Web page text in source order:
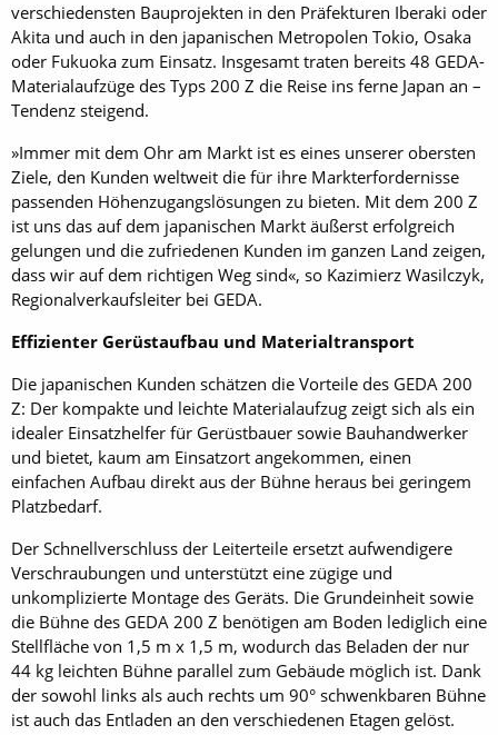
verschiedensten Bauprojekten in den Präfekturen Iberaki oder
Akita und auch in den japanischen Metropolen Tokio, Osaka
oder Fukuoka zum Einsatz. Insgesamt traten bereits 48 GEDA-
Materialaufzüge des Typs 200 Z die Reise ins ferne Japan an –
Tendenz steigend.
»Immer mit dem Ohr am Markt ist es eines unserer obersten
Ziele, den Kunden weltweit die für ihre Markterfordernisse
passenden Höhenzugangslösungen zu bieten. Mit dem 200 Z
ist uns das auf dem japanischen Markt äußerst erfolgreich
gelungen und die zufriedenen Kunden im ganzen Land zeigen,
dass wir auf dem richtigen Weg sind«, so Kazimierz Wasilczyk,
Regionalverkaufsleiter bei GEDA.
Effizienter Gerüstaufbau und Materialtransport
Die japanischen Kunden schätzen die Vorteile des GEDA 200
Z: Der kompakte und leichte Materialaufzug zeigt sich als ein
idealer Einsatzhelfer für Gerüstbauer sowie Bauhandwerker
und bietet, kaum am Einsatzort angekommen, einen
einfachen Aufbau direkt aus der Bühne heraus bei geringem
Platzbedarf.
Der Schnellverschluss der Leiterteile ersetzt aufwendigere
Verschraubungen und unterstützt eine zügige und
unkomplizierte Montage des Geräts. Die Grundeinheit sowie
die Bühne des GEDA 200 Z benötigen am Boden lediglich eine
Stellfläche von 1,5 m x 1,5 m, wodurch das Beladen der nur
44 kg leichten Bühne parallel zum Gebäude möglich ist. Dank
der sowohl links als auch rechts um 90° schwenkbaren Bühne
ist auch das Entladen an den verschiedenen Etagen gelöst.